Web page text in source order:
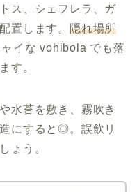
ス、シェフレラ、ガ
置します。 隠れ場所
イな vohibola でも落
す。
水苔を敷き、霧吹き
にすると◎。誤飲リ
ょう。